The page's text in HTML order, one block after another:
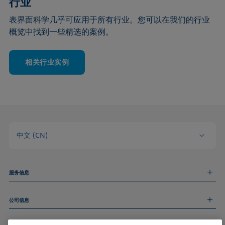
表界面科学几乎可应用于所有行业。您可以在我们的行业
概览中找到一些精选的案例。
相关行业实例
中文 (CN)
服务信息
技术服务
公司信息
关于我们